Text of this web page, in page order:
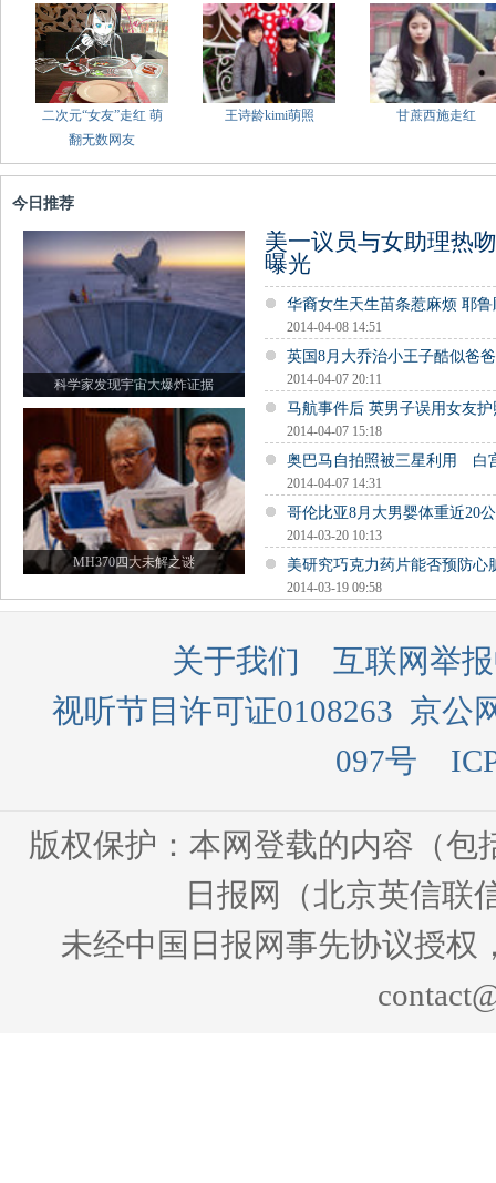
二次元“女友”走红 萌
翻无数网友
王诗龄kimi萌照 甘蔗西施走红
今日推荐
科学家发现宇宙大爆炸证据
MH370四大未解之谜
美一议员与女助理热
曝光
华裔女生天生苗条惹麻烦 耶
2014-04-08 14:51
英国8月大乔治小王子酷似爸
2014-04-07 20:11
马航事件后 英男子误用女友
2014-04-07 15:18
奥巴马自拍照被三星利用 白
2014-04-07 14:31
哥伦比亚8月大男婴体重近20
2014-03-20 10:13
美研究巧克力药片能否预防心
2014-03-19 09:58
关于我们
互联网举
视听节目许可证0108263 京公
097号
版权保护：本网登载的内容（
日报网（北京英信联
未经中国日报网事先协议授权